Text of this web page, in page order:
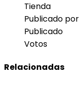
Tienda
Publicado por
Publicado
Votos
Relacionadas